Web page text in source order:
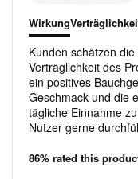
Wirkung
Kunden schätzen
Verträglichkeit des
ein positives
Geschmack und die
tägliche Einnahme
Nutzer gerne
86% rated this